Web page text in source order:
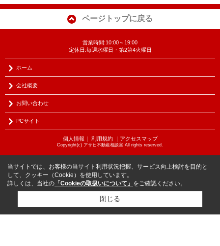
ページトップに戻る
営業時間:10:00～19:00
定休日:毎週水曜日・第2第4火曜日
ホーム
会社概要
お問い合わせ
PCサイト
個人情報 ｜ 利用規約｜ アクセスマップ
Copyright(c) アサヒ不動産相談室 All rights reserved.
当サイトでは、お客様の当サイト利用状況把握、サービス向上検討を目的と
して、クッキー（Cookie）を使用しています。
詳しくは、当社の 「Cookieの取扱いについて」 をご確認ください。
閉じる